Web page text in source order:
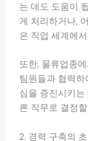
는 데도 도움이
게 처리하거나,
은 직업 세계에
또한, 물류업종
팀원들과 협력
심을 증진시키
른 직무로 결정
2. 경력 구축의